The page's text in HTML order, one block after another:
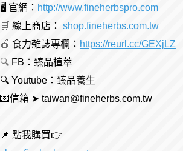
🖥 官網： http://www.fineherbspro.com
🛒 線上商店： shop.fineherbs.com.tw
🍎 食力雜誌專欄： https://reurl.cc/GEXjLZ
🔍 FB：臻品植萃
🔍 Youtube：臻品養生
💌信箱 ➤ taiwan@fineherbs.com.tw
📌 點我購買👉